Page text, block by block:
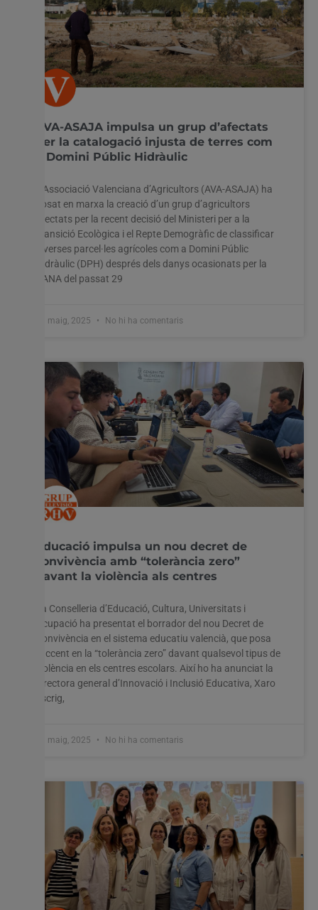
AVA-ASAJA impulsa un grup d’afectats
per la catalogació injusta de terres com
a Domini Públic Hidràulic
L’Associació Valenciana d’Agricultors (AVA-ASAJA) ha
posat en marxa la creació d’un grup d’agricultors
afectats per la recent decisió del Ministeri per a la
Transició Ecològica i el Repte Demogràfic de classificar
diverses parcel·les agrícoles com a Domini Públic
Hidràulic (DPH) després dels danys ocasionats per la
DANA del passat 29
13 maig, 2025 No hi ha comentaris
Educació impulsa un nou decret de
convivència amb “tolerància zero”
davant la violència als centres
La Conselleria d’Educació, Cultura, Universitats i
Ocupació ha presentat el borrador del nou Decret de
Convivència en el sistema educatiu valencià, que posa
l’accent en la “tolerància zero” davant qualsevol tipus de
violència en els centres escolars. Així ho ha anunciat la
directora general d’Innovació i Inclusió Educativa, Xaro
Escrig,
13 maig, 2025 No hi ha comentaris